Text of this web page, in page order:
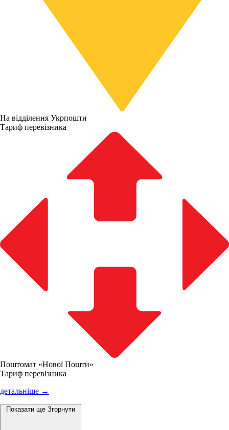
На відділення Укрпошти
Тариф перевізника
Поштомат «Нової Пошти»
Тариф перевізника
детальніше →
Показати ще Згорнути